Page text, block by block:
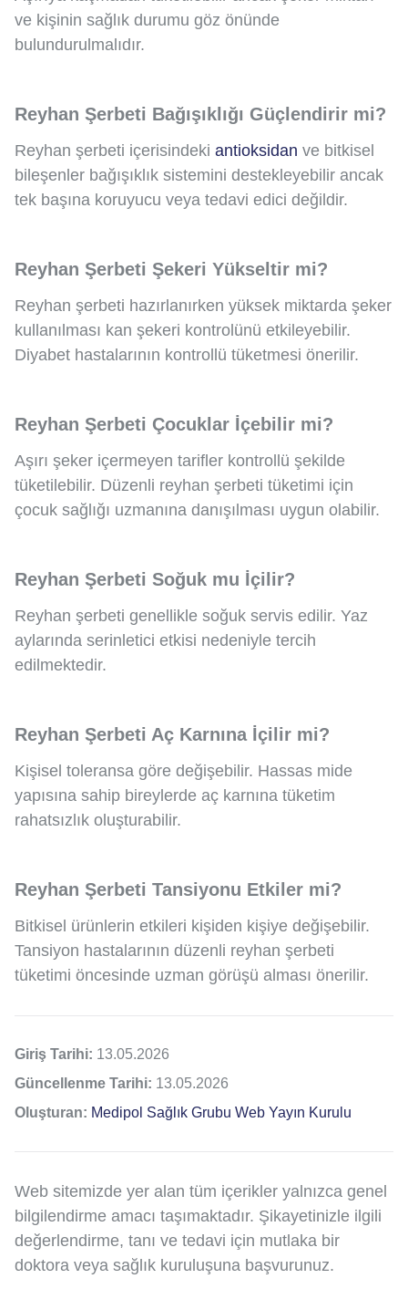
ve kişinin sağlık durumu göz önünde
bulundurulmalıdır.
Reyhan Şerbeti Bağışıklığı Güçlendirir mi?
Reyhan şerbeti içerisindeki antioksidan ve bitkisel
bileşenler bağışıklık sistemini destekleyebilir ancak
tek başına koruyucu veya tedavi edici değildir.
Reyhan Şerbeti Şekeri Yükseltir mi?
Reyhan şerbeti hazırlanırken yüksek miktarda şeker
kullanılması kan şekeri kontrolünü etkileyebilir.
Diyabet hastalarının kontrollü tüketmesi önerilir.
Reyhan Şerbeti Çocuklar İçebilir mi?
Aşırı şeker içermeyen tarifler kontrollü şekilde
tüketilebilir. Düzenli reyhan şerbeti tüketimi için
çocuk sağlığı uzmanına danışılması uygun olabilir.
Reyhan Şerbeti Soğuk mu İçilir?
Reyhan şerbeti genellikle soğuk servis edilir. Yaz
aylarında serinletici etkisi nedeniyle tercih
edilmektedir.
Reyhan Şerbeti Aç Karnına İçilir mi?
Kişisel toleransa göre değişebilir. Hassas mide
yapısına sahip bireylerde aç karnına tüketim
rahatsızlık oluşturabilir.
Reyhan Şerbeti Tansiyonu Etkiler mi?
Bitkisel ürünlerin etkileri kişiden kişiye değişebilir.
Tansiyon hastalarının düzenli reyhan şerbeti
tüketimi öncesinde uzman görüşü alması önerilir.
Giriş Tarihi: 13.05.2026
Güncellenme Tarihi: 13.05.2026
Oluşturan: Medipol Sağlık Grubu Web Yayın Kurulu
Web sitemizde yer alan tüm içerikler yalnızca genel
bilgilendirme amacı taşımaktadır. Şikayetinizle ilgili
değerlendirme, tanı ve tedavi için mutlaka bir
doktora veya sağlık kuruluşuna başvurunuz.